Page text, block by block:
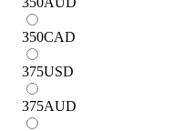
350CAD
375USD
375AUD